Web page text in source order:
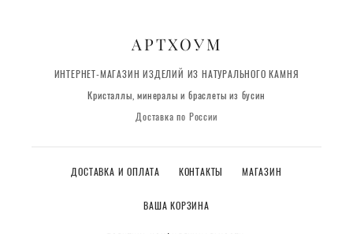
АРТХОУМ
ИНТЕРНЕТ-МАГАЗИН ИЗДЕЛИЙ ИЗ НАТУРАЛЬНОГО КАМНЯ
Кристаллы, минералы и браслеты из бусин
Доставка по России
ДОСТАВКА И ОПЛАТА КОНТАКТЫ МАГАЗИН
ВАША КОРЗИНА